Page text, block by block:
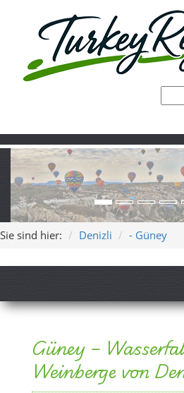
Sie sind hier: Denizli - Güney
Güney –
Weinberge von